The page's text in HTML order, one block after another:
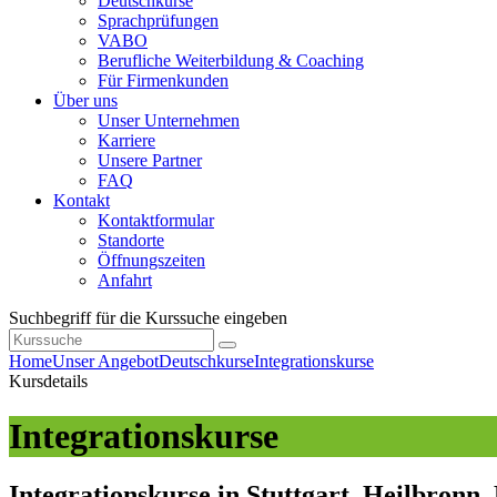
Sprachprüfungen
VABO
Berufliche Weiterbildung & Coaching
Für Firmenkunden
Über uns
Unser Unternehmen
Karriere
Unsere Partner
FAQ
Kontakt
Kontaktformular
Standorte
Öffnungszeiten
Anfahrt
Suchbegriff für die Kurssuche eingeben
HomeUnser AngebotDeutschkurseIntegrationskurse
Kursdetails
Integrationskurse